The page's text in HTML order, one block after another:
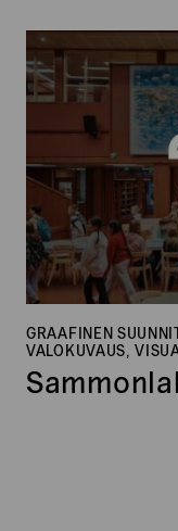
Sammonlahden
koulu
GRAAFINEN
VALOKUVAUS,